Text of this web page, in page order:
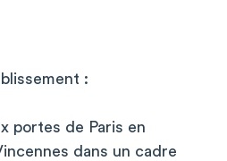
:
portes de Paris en
dans un cadre